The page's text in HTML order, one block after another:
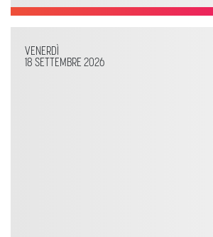
VENERDÌ
18 SETTEMBRE 2026